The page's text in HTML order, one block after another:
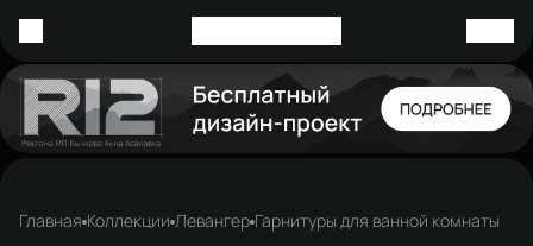
Главная Коллекции Левангер Гарнитуры для ванной комнаты